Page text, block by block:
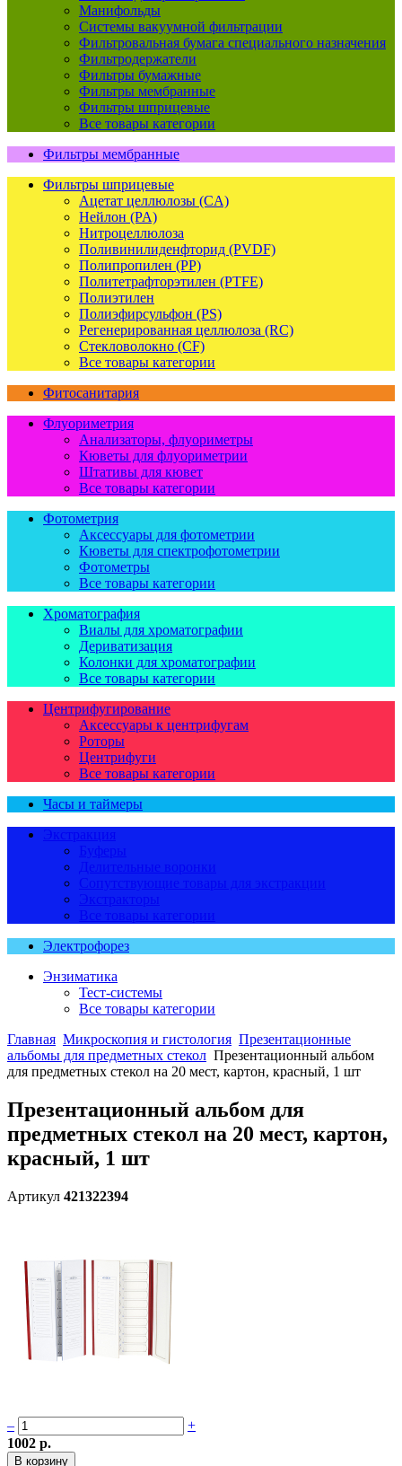
Манифольды
Системы вакуумной фильтрации
Фильтровальная бумага специального назначения
Фильтродержатели
Фильтры бумажные
Фильтры мембранные
Фильтры шприцевые
Все товары категории
Фильтры мембранные
Фильтры шприцевые
Ацетат целлюлозы (CA)
Нейлон (PA)
Нитроцеллюлоза
Поливинилиденфторид (PVDF)
Полипропилен (PP)
Политетрафторэтилен (PTFE)
Полиэтилен
Полиэфирсульфон (PS)
Регенерированная целлюлоза (RC)
Стекловолокно (CF)
Все товары категории
Фитосанитария
Флуориметрия
Анализаторы, флуориметры
Кюветы для флуориметрии
Штативы для кювет
Все товары категории
Фотометрия
Аксессуары для фотометрии
Кюветы для спектрофотометрии
Фотометры
Все товары категории
Хроматография
Виалы для хроматографии
Дериватизация
Колонки для хроматографии
Все товары категории
Центрифугирование
Аксессуары к центрифугам
Роторы
Центрифуги
Все товары категории
Часы и таймеры
Экстракция
Буферы
Делительные воронки
Сопутствующие товары для экстракции
Экстракторы
Все товары категории
Электрофорез
Энзиматика
Тест-системы
Все товары категории
Главная Микроскопия и гистология Презентационные
альбомы для предметных стекол Презентационный альбом
для предметных стекол на 20 мест, картон, красный, 1 шт
Презентационный альбом для
предметных стекол на 20 мест, картон,
красный, 1 шт
Артикул 421322394
–
+
1002 р.